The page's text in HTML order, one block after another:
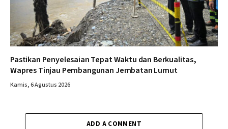
Pastikan Penyelesaian Tepat Waktu dan Berkualitas,
Wapres Tinjau Pembangunan Jembatan Lumut
Kamis, 6 Agustus 2026
ADD A COMMENT